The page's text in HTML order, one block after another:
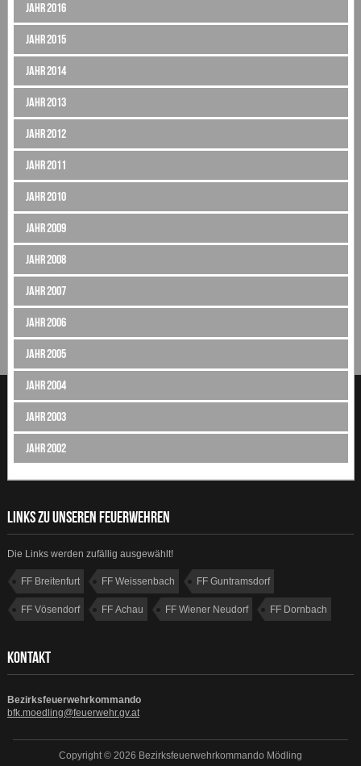
Jahr 2016
Jahr 2015
Jahr 2014
Jahr 2013
Jahr 2012
Jahr 2011
Jahr 2010
Jahr 2009
Jahr 2008
Jahr 2007
Jahr 2006
Jahr 2005
Jahr 2004
Jahr 2003
Jahr 2002
LINKS ZU UNSEREN FEUERWEHREN
Die Links werden zufällig ausgewählt!
FF Breitenfurt FF Weissenbach FF Guntramsdorf
FF Vösendorf FF Achau FF Wiener Neudorf FF Dornbach
KONTAKT
Bezirksfeuerwehrkommando
bfk.moedling@feuerwehr.gv.at
Copyright © 2026 Bezirksfeuerwehrkommando Mödling